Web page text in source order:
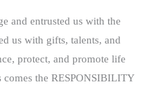
and entrusted us with the
us with gifts, talents, and
protect, and promote life
the RESPONSIBILITY